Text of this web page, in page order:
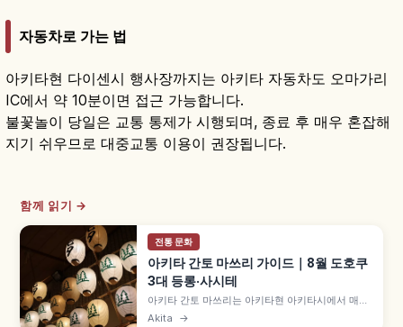
자동차로 가는 법
아키타현 다이센시 행사장까지는 아키타 자동차도 오마가리
IC에서 약 10분이면 접근 가능합니다.
불꽃놀이 당일은 교통 통제가 시행되며, 종료 후 매우 혼잡해
지기 쉬우므로 대중교통 이용이 권장됩니다.
함께 읽기 →
전통 문화
아키타 간토 마쓰리 가이드｜8월 도호쿠
3대 등롱·사시테
아키타 간토 마쓰리는 아키타현 아키타시에서 매년
8월 3일~6일 열리는 도호쿠 3대 축제로, 일본 국가
Akita →